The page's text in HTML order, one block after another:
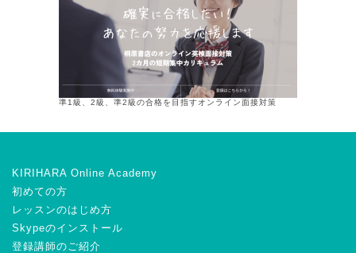
準1級、2級、準2級の合格を目指すオンライン面接対策
KIRIHARA Online Academy
初めての方
レッスンのはじめ方
Skypeのインストール
登録講師のご紹介